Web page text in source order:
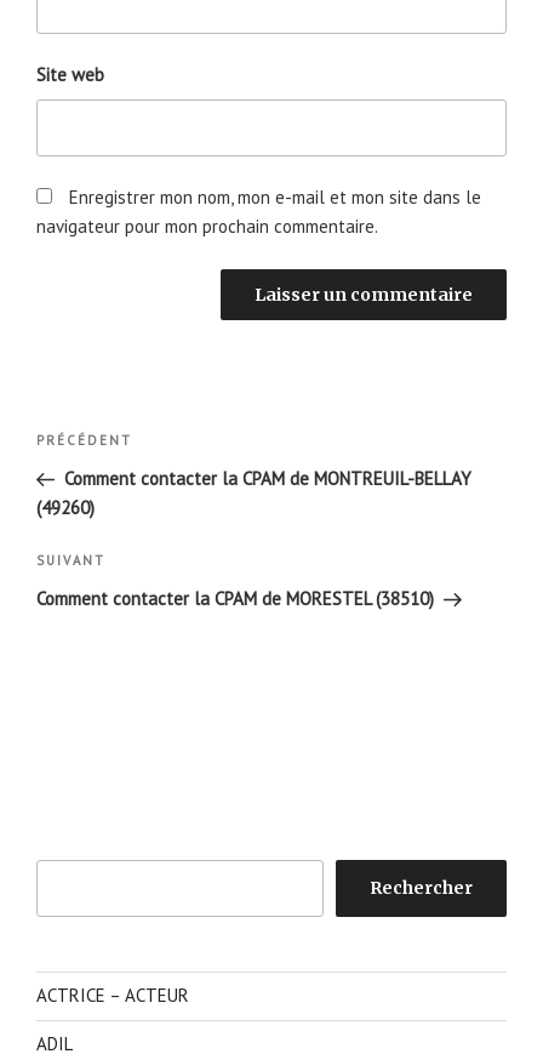
Site web
Enregistrer mon nom, mon e-mail et mon site dans le
navigateur pour mon prochain commentaire.
Navigation
l’article
Article
précédent
PRÉCÉDENT
Comment contacter la CPAM de MONTREUIL-BELLAY
(49260)
Article
suivant
SUIVANT
Comment contacter la CPAM de MORESTEL (38510)
Rechercher
ACTRICE – ACTEUR
ADIL